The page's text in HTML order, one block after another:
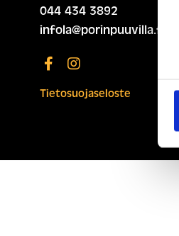
044 434 3892
infola@porinpuuvilla.fi
Tietosuojaseloste